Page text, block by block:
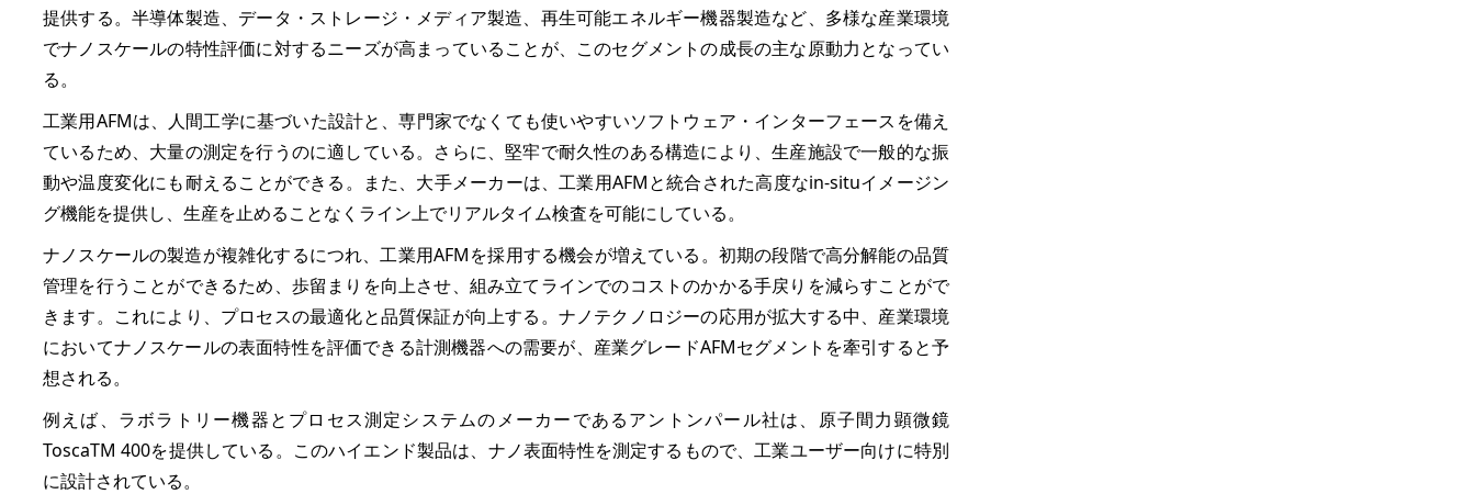
提供する。半導体製造、データ・ストレージ・メディア製造、再生可能エネルギー機器製造など、多様な産業環境
でナノスケールの特性評価に対するニーズが高まっていることが、このセグメントの成長の主な原動力となってい
る。
工業用AFMは、人間工学に基づいた設計と、専門家でなくても使いやすいソフトウェア・インターフェースを備え
ているため、大量の測定を行うのに適している。さらに、堅牢で耐久性のある構造により、生産施設で一般的な振
動や温度変化にも耐えることができる。また、大手メーカーは、工業用AFMと統合された高度なin-situイメージン
グ機能を提供し、生産を止めることなくライン上でリアルタイム検査を可能にしている。
ナノスケールの製造が複雑化するにつれ、工業用AFMを採用する機会が増えている。初期の段階で高分解能の品質
管理を行うことができるため、歩留まりを向上させ、組み立てラインでのコストのかかる手戻りを減らすことがで
きます。これにより、プロセスの最適化と品質保証が向上する。ナノテクノロジーの応用が拡大する中、産業環境
においてナノスケールの表面特性を評価できる計測機器への需要が、産業グレードAFMセグメントを牽引すると予
想される。
例えば、ラボラトリー機器とプロセス測定システムのメーカーであるアントンパール社は、原子間力顕微鏡
ToscaTM 400を提供している。このハイエンド製品は、ナノ表面特性を測定するもので、工業ユーザー向けに特別
に設計されている。